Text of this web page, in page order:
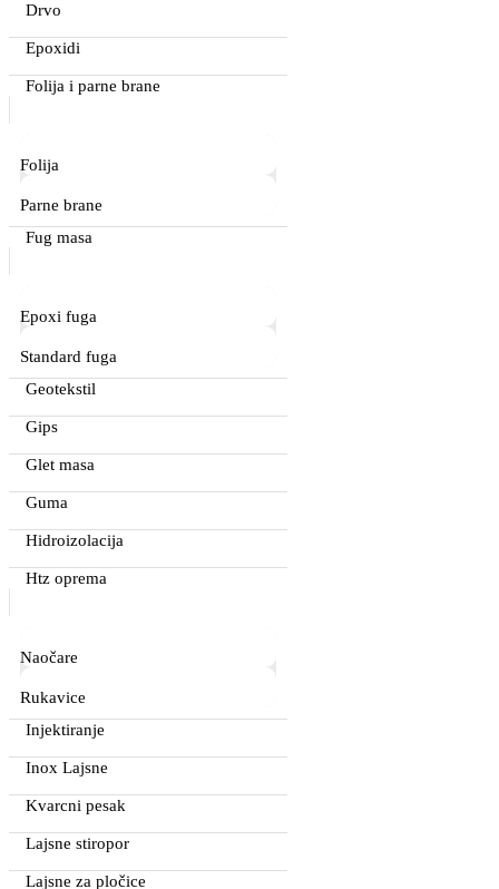
Drvo
Epoxidi
Folija i parne brane
Folija
Parne brane
Fug masa
Epoxi fuga
Standard fuga
Geotekstil
Gips
Glet masa
Guma
Hidroizolacija
Htz oprema
Naočare
Rukavice
Injektiranje
Inox Lajsne
Kvarcni pesak
Lajsne stiropor
Lajsne za pločice